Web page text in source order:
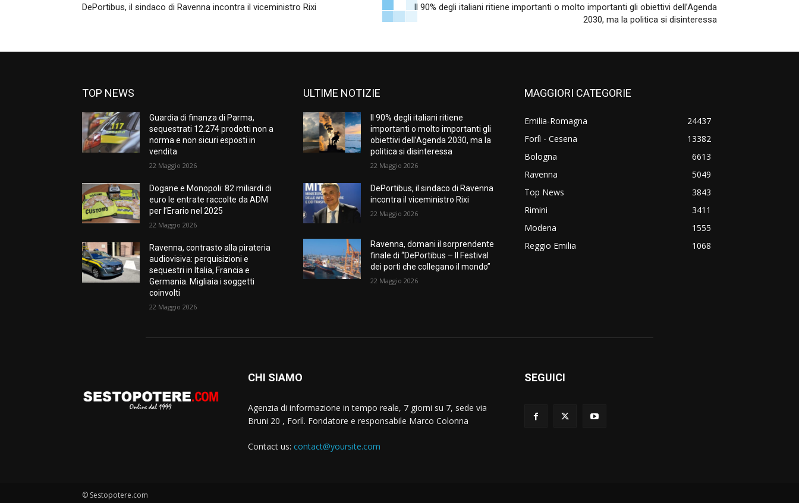
DePortibus, il sindaco di Ravenna incontra il viceministro Rixi
Il 90% degli italiani ritiene importanti o molto importanti gli obiettivi dell’Agenda
2030, ma la politica si disinteressa
TOP NEWS
Guardia di finanza di Parma,
sequestrati 12.274 prodotti non a
norma e non sicuri esposti in
vendita
22 Maggio 2026
Dogane e Monopoli: 82 miliardi di
euro le entrate raccolte da ADM
per l’Erario nel 2025
22 Maggio 2026
Ravenna, contrasto alla pirateria
audiovisiva: perquisizioni e
sequestri in Italia, Francia e
Germania. Migliaia i soggetti
coinvolti
22 Maggio 2026
ULTIME NOTIZIE
Il 90% degli italiani ritiene
importanti o molto importanti gli
obiettivi dell’Agenda 2030, ma la
politica si disinteressa
22 Maggio 2026
DePortibus, il sindaco di Ravenna
incontra il viceministro Rixi
22 Maggio 2026
Ravenna, domani il sorprendente
finale di “DePortibus – Il Festival
dei porti che collegano il mondo”
22 Maggio 2026
MAGGIORI CATEGORIE
Emilia-Romagna
24437
Forlì - Cesena
13382
Bologna
6613
Ravenna
5049
Top News
3843
Rimini
3411
Modena
1555
Reggio Emilia
1068
CHI SIAMO
Agenzia di informazione in tempo reale, 7 giorni su 7, sede via
Bruni 20 , Forlì. Fondatore e responsabile Marco Colonna
Contact us: contact@yoursite.com
SEGUICI
© Sestopotere.com